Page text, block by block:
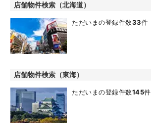
店舗物件検索（北海道）
ただいまの登録件数33件
店舗物件検索（東海）
ただいまの登録件数145件